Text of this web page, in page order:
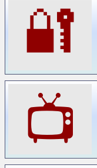
🔐
📺